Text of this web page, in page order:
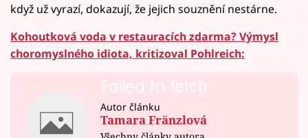
když už vyrazí, dokazují, že jejich souznění nestárne.
Kohoutková voda v restauracích zdarma? Výmysl
choromyslného idiota, kritizoval Pohlreich:
Failed to fetch
Autor článku
Tamara Fränzlová